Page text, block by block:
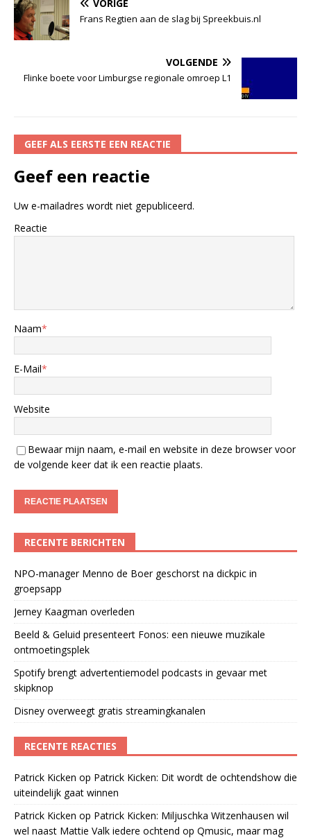
VORIGE
Frans Regtien aan de slag bij Spreekbuis.nl
VOLGENDE
Flinke boete voor Limburgse regionale omroep L1
GEEF ALS EERSTE EEN REACTIE
Geef een reactie
Uw e-mailadres wordt niet gepubliceerd.
Reactie
Naam*
E-Mail*
Website
Bewaar mijn naam, e-mail en website in deze browser voor
de volgende keer dat ik een reactie plaats.
RECENTE BERICHTEN
NPO-manager Menno de Boer geschorst na dickpic in
groepsapp
Jerney Kaagman overleden
Beeld & Geluid presenteert Fonos: een nieuwe muzikale
ontmoetingsplek
Spotify brengt advertentiemodel podcasts in gevaar met
skipknop
Disney overweegt gratis streamingkanalen
RECENTE REACTIES
Patrick Kicken op Patrick Kicken: Dit wordt de ochtendshow die
uiteindelijk gaat winnen
Patrick Kicken op Patrick Kicken: Miljuschka Witzenhausen wil
wel naast Mattie Valk iedere ochtend op Qmusic, maar mag